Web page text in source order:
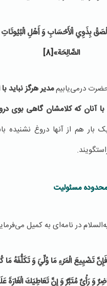
بِذَوِي الْأَحْسَابِ وَ أَهْلِ الْبُيُوتَاتِ
الصَّالِحَة»[8]
درمی‌یابیممدیر هرگز نباید با
با آنان که کلامشان گاهی بوی
بار هم از آنها دروغ نشنیده
مسئولیت
در نامه‌ای به کمیل
تَضْيِيعَ الْمَرْءِ مَا وُلِّيَ وَ تَكَلُّفَهُ مَا
وَ رَأْيٌ مُتَبَّرٌوَ إِنَّ تَعَاطِيَكَ الْغَارَةَ